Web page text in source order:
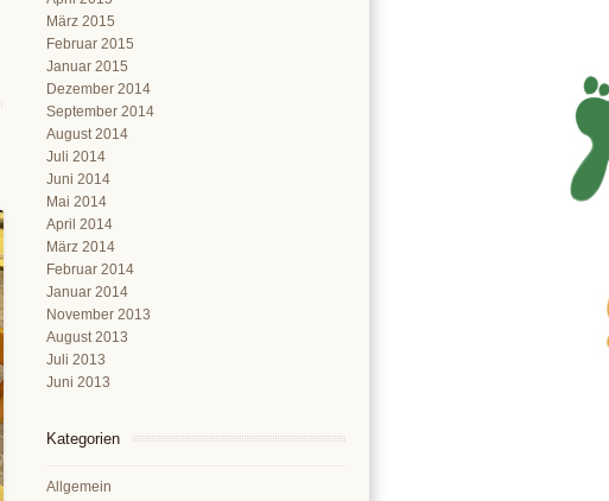
März 2015
Februar 2015
Januar 2015
Dezember 2014
September 2014
August 2014
Juli 2014
Juni 2014
Mai 2014
April 2014
März 2014
Februar 2014
Januar 2014
November 2013
August 2013
Juli 2013
Juni 2013
Kategorien
Allgemein